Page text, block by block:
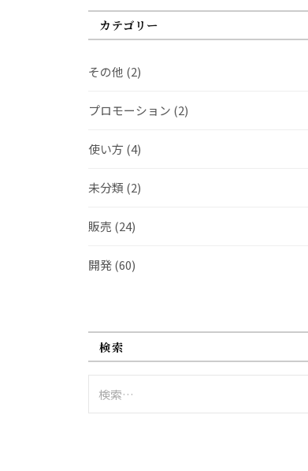
カテゴリー
その他 (2)
プロモーション (2)
使い方 (4)
未分類 (2)
販売 (24)
開発(60)
検索
索: